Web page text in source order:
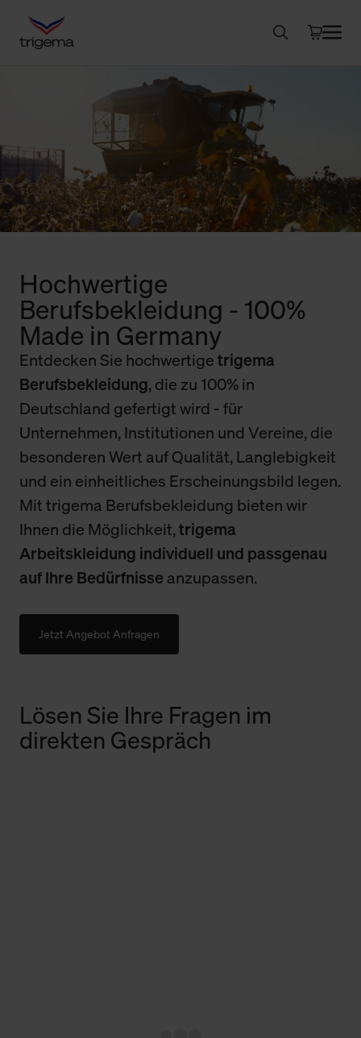
Hochwertige
Berufsbekleidung - 100%
Made in Germany
Entdecken Sie hochwertigetrigema
Berufsbekleidung, die zu 100% in
Deutschland gefertigt wird - für
Unternehmen, Institutionen und Vereine, die
besonderen Wert auf Qualität, Langlebigkeit
und ein einheitliches Erscheinungsbild legen.
Mit trigema Berufsbekleidung bieten wir
Ihnen die Möglichkeit,trigema
Arbeitskleidung individuell und passgenau
auf Ihre Bedürfnisse anzupassen.
Jetzt Angebot Anfragen
Lösen Sie Ihre Fragen im
direkten Gespräch